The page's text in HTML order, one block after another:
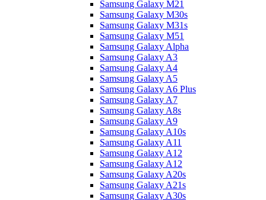
Samsung Galaxy M21
Samsung Galaxy M30s
Samsung Galaxy M31s
Samsung Galaxy M51
Samsung Galaxy Alpha
Samsung Galaxy A3
Samsung Galaxy A4
Samsung Galaxy A5
Samsung Galaxy A6 Plus
Samsung Galaxy A7
Samsung Galaxy A8s
Samsung Galaxy A9
Samsung Galaxy A10s
Samsung Galaxy A11
Samsung Galaxy A12
Samsung Galaxy A12
Samsung Galaxy A20s
Samsung Galaxy A21s
Samsung Galaxy A30s